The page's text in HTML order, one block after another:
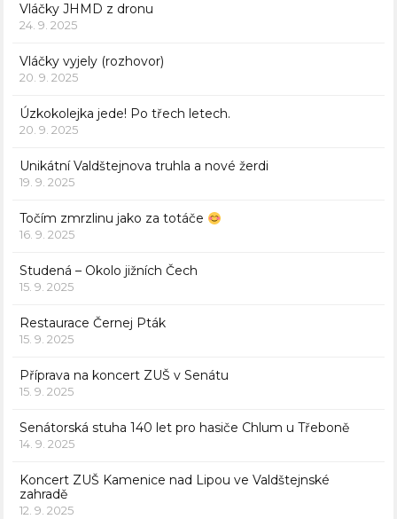
Vláčky JHMD z dronu
24. 9. 2025
Vláčky vyjely (rozhovor)
20. 9. 2025
Úzkokolejka jede! Po třech letech.
20. 9. 2025
Unikátní Valdštejnova truhla a nové žerdi
19. 9. 2025
Točím zmrzlinu jako za totáče
16. 9. 2025
Studená – Okolo jižních Čech
15. 9. 2025
Restaurace Černej Pták
15. 9. 2025
Příprava na koncert ZUŠ v Senátu
15. 9. 2025
Senátorská stuha 140 let pro hasiče Chlum u Třeboně
14. 9. 2025
Koncert ZUŠ Kamenice nad Lipou ve Valdštejnské
zahradě
12. 9. 2025